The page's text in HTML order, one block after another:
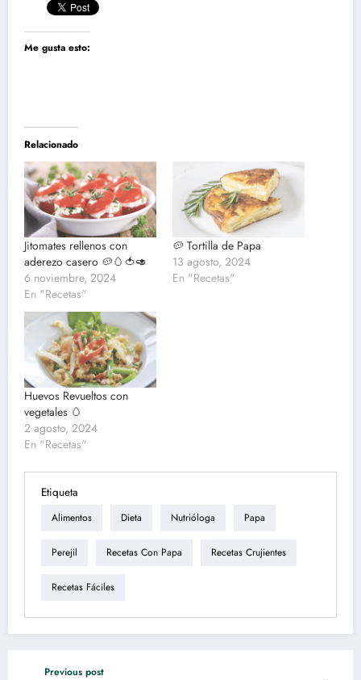
Me gusta esto:
Relacionado
Jitomates rellenos con
aderezo casero 🥔🥚🍅🥑
6 noviembre, 2024
En "Recetas"
🥔 Tortilla de Papa
13 agosto, 2024
En "Recetas"
Huevos Revueltos con
vegetales 🥚
2 agosto, 2024
En "Recetas"
Etiqueta
Alimentos Dieta Nutrióloga Papa
Perejil Recetas Con Papa Recetas Crujientes
Recetas Fáciles
Previous post